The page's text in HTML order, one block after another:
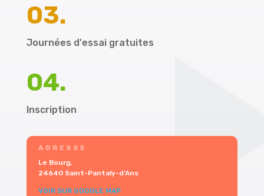
03.
Journées d'essai gratuites
04.
Inscription
ADRESSE
Le Bourg,
24640 Saint-Pantaly-d'Ans
VOIR SUR GOOGLE MAP